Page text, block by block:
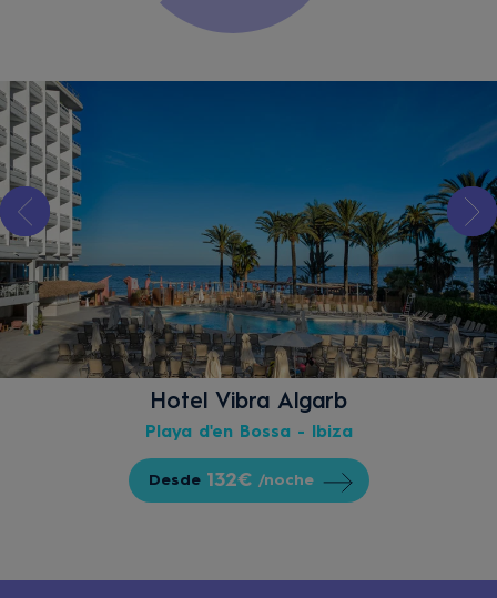
Hotel Vibra Algarb
Playa d'en Bossa - Ibiza
Desde 132€ /noche